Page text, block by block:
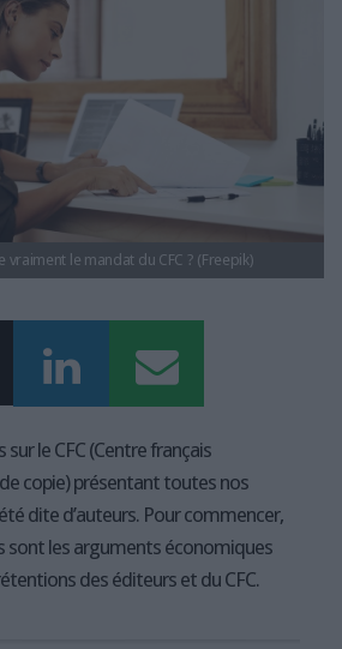
le mandat du CFC ? (Freepik)
sur le CFC (Centre français
copie) présentant toutes nos
dite d’auteurs. Pour commencer,
sont les arguments économiques
des éditeurs et du CFC.